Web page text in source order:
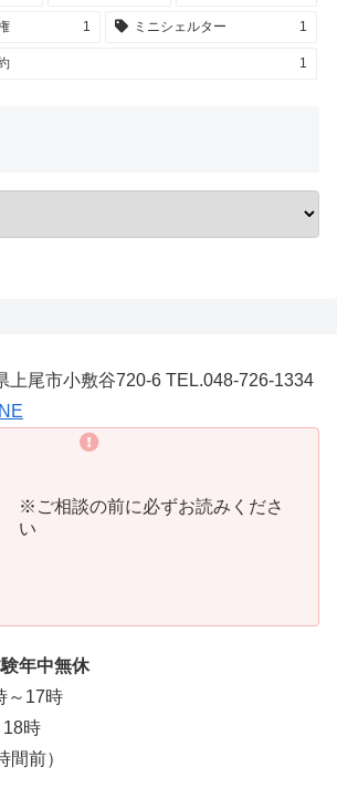
1 ミニシェルター 1
1
上尾市小敷谷720-6 TEL.048-726-1334
※ご相談の前に必ずお読みくださ
い
年中無休
～17時
18時
間前）